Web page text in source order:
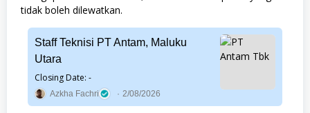
tidak boleh dilewatkan.
Staff Teknisi PT Antam, Maluku
Utara
Closing Date: -
Azkha Fachri 2/08/2026